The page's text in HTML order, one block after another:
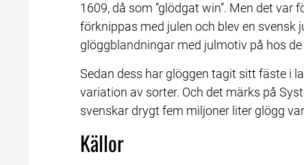
1609, då som ”glödgat win”. Men det
förknippas med julen och blev en svensk
glöggblandningar med julmotiv på hos
Sedan dess har glöggen tagit sitt fäste i
variation av sorter. Och det märks på
svenskar drygt fem miljoner liter glögg
Källor